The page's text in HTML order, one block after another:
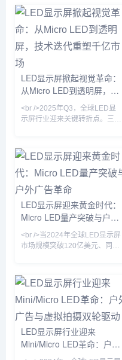
LED像素间距压缩至P0.3以下，
并成功解决巨量转移的良率瓶
颈。据最新供应链报告，苹果公
司新一代Apple Watch将率先搭
载Micro LED屏幕，这标志着该
技术从商用大屏向消费电子渗透
的关键转折。与此同时，Mini
LED背光技术持续下探成本，在
75英寸以上大
LED显示屏掀起视觉革命：
从Micro LED到透明屏，技
术迭代重塑千亿市场
<br />2025年Q3，全球LED显
示屏行业迎来关键转折点。三
示产品，像素间距首次突破P0.3
以下，亮度达到10,000尼特以
上，相较传统OLED在户外强光
下的可视性提升近4倍。与此同
时，国内厂商利亚德与洲明科技
宣布其Micro LED巨量转移良率
已超过99.99%，使得单位成本
师指出，Micro L
LED显示屏迎来黄金时代：
Micro LED量产突破与户外
广告革命
<br />当2024年全球LED显示屏
市场规模突破120亿美元、同比
弹，而是技术代际切换带来的价
值重估。过去三年，Mini LED
背光在电视和笔记本上的渗透率
从5%飙升至38%，而Micro
LED芯片成本以每年35%的速度
下探——三星、京东方、利亚德
与友达的产线良率在近两个季度
LED显示屏行业迎来
Mini/Micro LED革命：户外
广告与虚拟拍摄双轮驱动